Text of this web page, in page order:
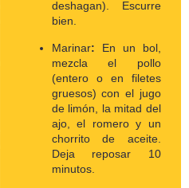
deshagan). Escurre
bien.
Marinar: En un bol,
mezcla el pollo
(entero o en filetes
gruesos) con el jugo
de limón, la mitad del
ajo, el romero y un
chorrito de aceite.
Deja reposar 10
minutos.